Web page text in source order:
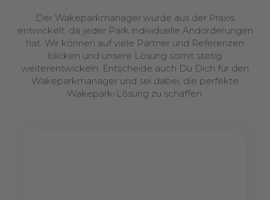
Der Wakeparkmanager wurde aus der Praxis
entwickelt, da jeder Park individuelle Andorderungen
hat. Wir können auf viele Partner und Referenzen
blicken und unsere Lösung somit stetig
weiterentwickeln. Entscheide auch Du Dich für den
Wakeparkmanager und sei dabei, die perfekte
Wakepark-Lösung zu schaffen.